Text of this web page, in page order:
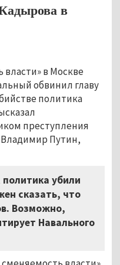
в
в Москве
обвинил главу
политика
преступления
Путин,
политика убили
сказать, что
Возможно,
Навального